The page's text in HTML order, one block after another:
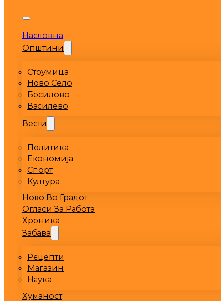
Насловна
Општини
Струмица
Ново Село
Босилово
Василево
Вести
Политика
Економија
Спорт
Култура
Ново Во Градот
Огласи За Работа
Хроника
Забава
Рецепти
Магазин
Наука
Хуманост